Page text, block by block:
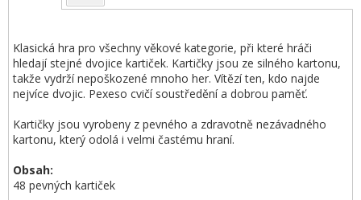
Klasická hra pro všechny věkové kategorie, při které hráči
hledají stejné dvojice kartiček. Kartičky jsou ze silného kartonu,
takže vydrží nepoškozené mnoho her. Vítězí ten, kdo najde
nejvíce dvojic. Pexeso cvičí soustředění a dobrou paměť.
Kartičky jsou vyrobeny z pevného a zdravotně nezávadného
kartonu, který odolá i velmi častému hraní.
Obsah:
48 pevných kartiček